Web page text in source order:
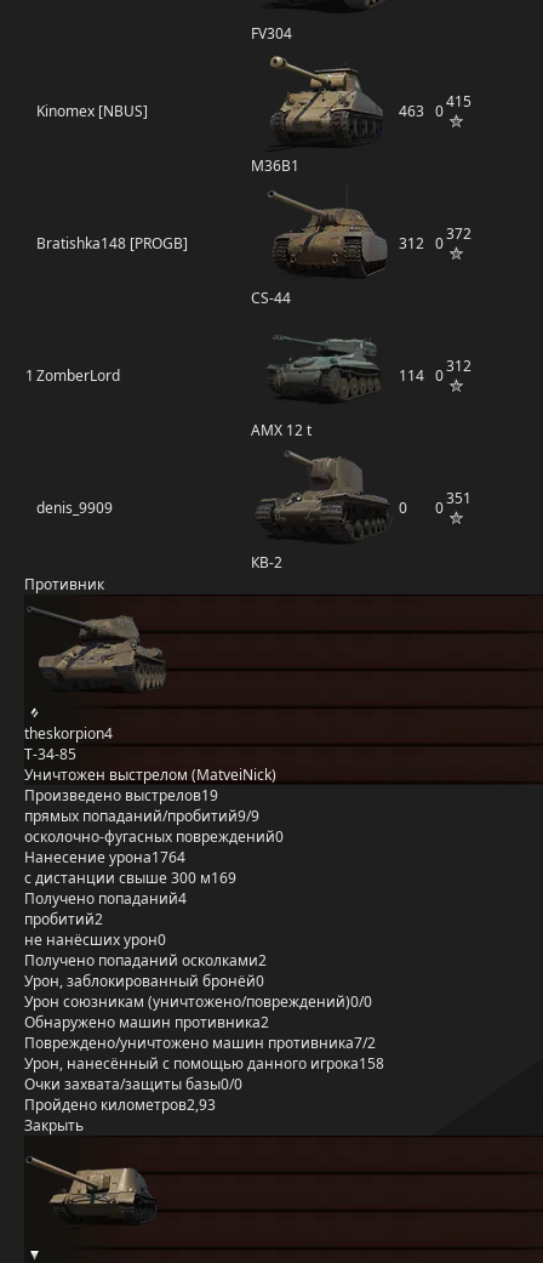
FV304
Kinomex [NBUS]
M36B1
463 0415
Bratishka148 [PROGB]
CS-44
312 0372
1 ZomberLord
AMX 12 t
114 0312
denis_9909
КВ-2
0 0351
Противник
theskorpion4
Т-34-85
Уничтожен выстрелом (MatveiNick)
Произведено выстрелов19
прямых попаданий/пробитий9/9
осколочно-фугасных повреждений0
Нанесение урона1764
с дистанции свыше 300 м169
Получено попаданий4
пробитий2
не нанёсших урон0
Получено попаданий осколками2
Урон, заблокированный бронёй0
Урон союзникам (уничтожено/повреждений)0/0
Обнаружено машин противника2
Повреждено/уничтожено машин противника7/2
Урон, нанесённый с помощью данного игрока158
Очки захвата/защиты базы0/0
Пройдено километров2,93
Закрыть